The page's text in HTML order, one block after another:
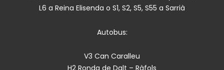
L6 a Reina Elisenda o S1, S2, S5, S55 a Sarrià
Autobus:
V3 Can Caralleu
H2 Ronda de Dalt – Ràfols